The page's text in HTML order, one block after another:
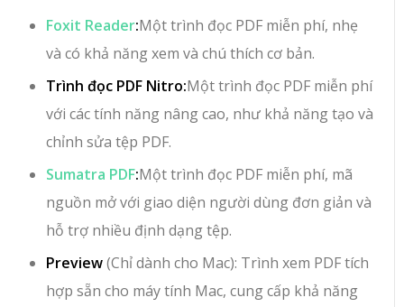
Foxit Reader:Một trình đọc PDF miễn phí, nhẹ
và có khả năng xem và chú thích cơ bản.
Trình đọc PDF Nitro:Một trình đọc PDF miễn phí
với các tính năng nâng cao, như khả năng tạo và
chỉnh sửa tệp PDF.
Sumatra PDF:Một trình đọc PDF miễn phí, mã
nguồn mở với giao diện người dùng đơn giản và
hỗ trợ nhiều định dạng tệp.
Preview(Chỉ dành cho Mac): Trình xem PDF tích
hợp sẵn cho máy tính Mac, cung cấp khả năng